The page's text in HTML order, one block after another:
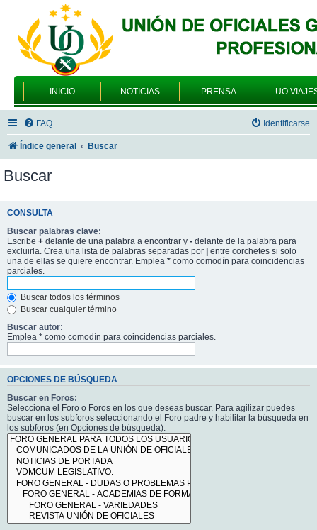
INICIO NOTICIAS PRENSA UO
FAQ Identificarse
Índice general Buscar
Buscar
CONSULTA
Buscar palabras clave:
Escribe + delante de una palabra a encontrar y - delante de la palabra para
excluirla. Crea una lista de palabras separadas por | entre corchetes si solo
una de ellas se quiere encontrar. Emplea * como comodín para coincidencias
parciales.
Buscar todos los términos
Buscar cualquier término
Buscar autor:
Emplea * como comodín para coincidencias parciales.
OPCIONES DE BÚSQUEDA
Buscar en Foros:
Selecciona el Foro o Foros en los que deseas buscar. Para agilizar puedes
buscar en los subforos seleccionando el Foro padre y habilitar la búsqueda en
los subforos (en Opciones de búsqueda).